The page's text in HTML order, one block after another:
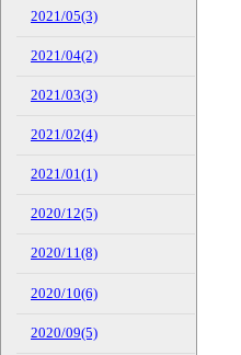
2021/05(3)
2021/04(2)
2021/03(3)
2021/02(4)
2021/01(1)
2020/12(5)
2020/11(8)
2020/10(6)
2020/09(5)